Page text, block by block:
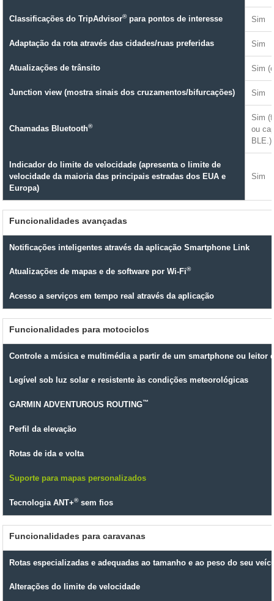
Classificações do TripAdvisor®para pontos de interesse Sim
Adaptação da rota através das cidades/ruas preferidas Sim
Atualizações de trânsito Sim
Junction view (mostra sinais dos cruzamentos/bifurcações) Sim
Chamadas Bluetooth®
Sim
ou
BLE.)
Indicador do limite de velocidade (apresenta o limite de
velocidade da maioria das principais estradas dos EUA e
Europa)
Sim
Funcionalidades avançadas
Notificações inteligentes através da aplicação Smartphone Link
Atualizações de mapas e de software por Wi-Fi®
Acesso a serviços em tempo real através da aplicação
Funcionalidades para motociclos
Controle a música e multimédia a partir de um smartphone ou leitor
Legível sob luz solar e resistente às condições meteorológicas
GARMIN ADVENTUROUS ROUTING™
Perfil da elevação
Rotas de ida e volta
Suporte para mapas personalizados
Tecnologia ANT+®sem fios
Funcionalidades para caravanas
Rotas especializadas e adequadas ao tamanho e ao peso do seu
Alterações do limite de velocidade